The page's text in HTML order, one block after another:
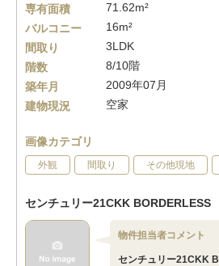
専有面積
71.62m²
バルコニー
16m²
間取り
3LDK
階数
8/10階
築年月
2009年07月
建物現況
空家
画像カテゴリ
外観 間取り その他現地
センチュリー21CKK BORDERLESS
物件担当者コメント
センチュリー21CKK